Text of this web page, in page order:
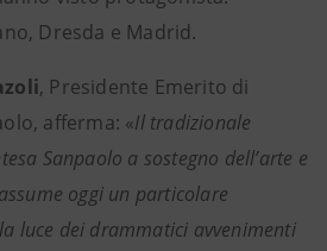
Dresda e Madrid.
, Presidente Emerito di
afferma: «Il tradizionale
Sanpaolo a sostegno dell’arte e
oggi un particolare
luce dei drammatici avvenimenti